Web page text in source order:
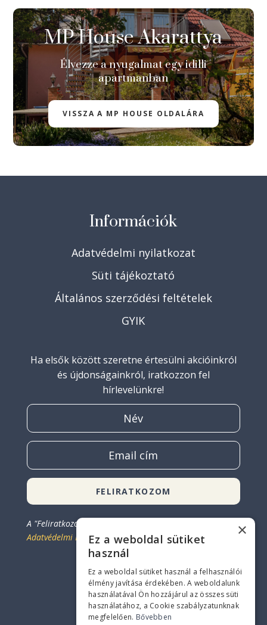
MP House Akarattya
Élvezze a nyugalmat egy idilli
apartmanban
VISSZA A MP HOUSE OLDALÁRA
Elérhetőség
+36 30 455 0598
info@kenesebistro.hu
Információk
Adatvédelmi nyilatkozat
Süti tájékoztató
Általános szerződési feltételek
GYIK
Ha elsők között szeretne értesülni akcióinkról
és újdonságainkról, iratkozzon fel
hírlevelünkre!
FELIRATKOZOM
A "Feliratkozom" gombra kattintással egyetért az
Adatvédelmi Irányelvekkel.
×
Ez a weboldal sütiket
használ
Ez a weboldal sütiket használ a felhasználói
élmény javítása érdekében. A weboldalunk
használatával Ön hozzájárul az összes süti
használatához, a Cookie szabályzatunknak
megfelelően. Bővebben